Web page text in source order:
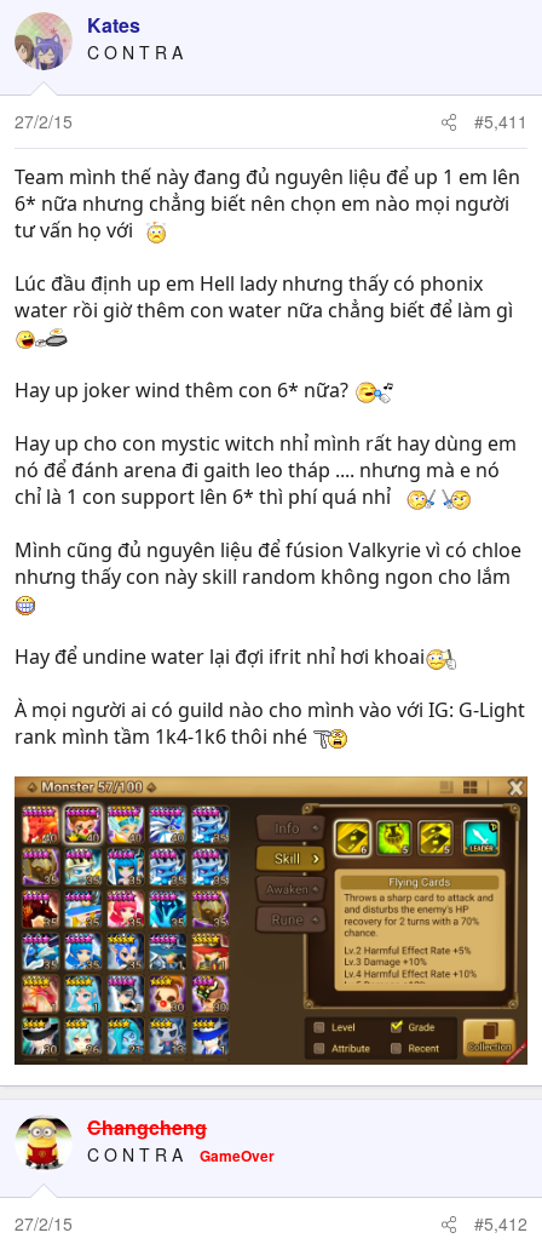
Kates
C O N T R A
27/2/15 #5,411
Team mình thế này đang đủ nguyên liệu để up 1 em lên
6* nữa nhưng chẳng biết nên chọn em nào mọi người
tư vấn họ với
Lúc đầu định up em Hell lady nhưng thấy có phonix
water rồi giờ thêm con water nữa chẳng biết để làm gì
Hay up joker wind thêm con 6* nữa?
Hay up cho con mystic witch nhỉ mình rất hay dùng em
nó để đánh arena đi gaith leo tháp .... nhưng mà e nó
chỉ là 1 con support lên 6* thì phí quá nhỉ
Mình cũng đủ nguyên liệu để fúsion Valkyrie vì có chloe
nhưng thấy con này skill random không ngon cho lắm
Hay để undine water lại đợi ifrit nhỉ hơi khoai
À mọi người ai có guild nào cho mình vào với IG: G-Light
rank mình tầm 1k4-1k6 thôi nhé
Changcheng
C O N T R A GameOver
27/2/15 #5,412